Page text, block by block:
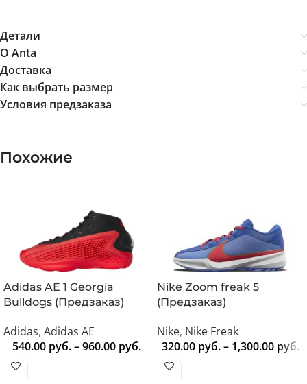
Детали
О Anta
Доставка
Как выбрать размер
Условия предзаказа
Похожие
Adidas AE 1 Georgia
Bulldogs (Предзаказ)
Adidas, Adidas AE
540.00 руб.–960.00 руб.
Nike Zoom freak 5
(Предзаказ)
Nike, Nike Freak
320.00 руб. – 1,300.00 руб.